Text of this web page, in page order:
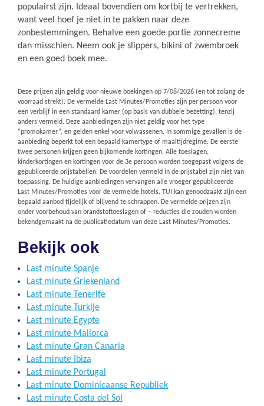
populairst zijn. Ideaal bovendien om kortbij te vertrekken,
want veel hoef je niet in te pakken naar deze
zonbestemmingen. Behalve een goede portie zonnecreme
dan misschien. Neem ook je slippers, bikini of zwembroek
en een goed boek mee.
Deze prijzen zijn geldig voor nieuwe boekingen op 7/08/2026 (en tot zolang de
voorraad strekt). De vermelde Last Minutes/Promoties zijn per persoon voor
een verblijf in een standaard kamer (op basis van dubbele bezetting), tenzij
anders vermeld. Deze aanbiedingen zijn niet geldig voor het type
“promokamer”, en gelden enkel voor volwassenen. In sommige gevallen is de
aanbieding beperkt tot een bepaald kamertype of maaltijdregime. De eerste
twee personen krijgen geen bijkomende kortingen. Alle toeslagen,
kinderkortingen en kortingen voor de 3e persoon worden toegepast volgens de
gepubliceerde prijstabellen. De voordelen vermeld in de prijstabel zijn niet van
toepassing. De huidige aanbiedingen vervangen alle vroeger gepubliceerde
Last Minutes/Promoties voor de vermelde hotels. TUI kan genoodzaakt zijn een
bepaald aanbod tijdelijk of blijvend te schrappen. De vermelde prijzen zijn
onder voorbehoud van brandstoftoeslagen of – reducties die zouden worden
bekendgemaakt na de publicatiedatum van deze Last Minutes/Promoties.
Bekijk ook
Last minute Spanje
Last minute Griekenland
Last minute Tenerife
Last minute Turkije
Last minute Egypte
Last minute Mallorca
Last minute Gran Canaria
Last minute Ibiza
Last minute Portugal
Last minute Dominicaanse Republiek
Last minute Costa del Sol